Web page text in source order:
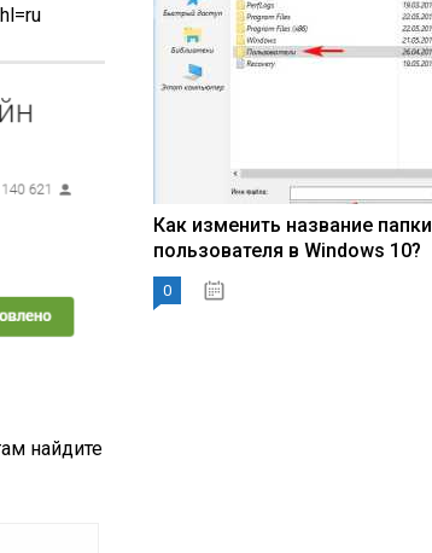
найдите
Как изменить название папки
пользователя в Windows 10?
0